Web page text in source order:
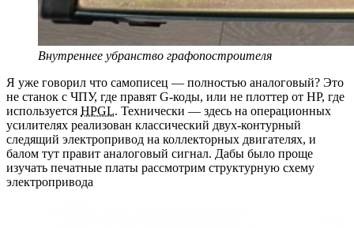
Внутреннее убранство графопостроителя
Я уже говорил что самописец — полностью аналоговый? Это
не станок с ЧПУ, где правят G-коды, или не плоттер от HP, где
используется HPGL. Технически — здесь на операционных
усилителях реализован классический двух-контурный
следящий электропривод на коллекторных двигателях, и
балом тут правит аналоговый сигнал. Дабы было проще
изучать печатные платы рассмотрим структурную схему
электропривода